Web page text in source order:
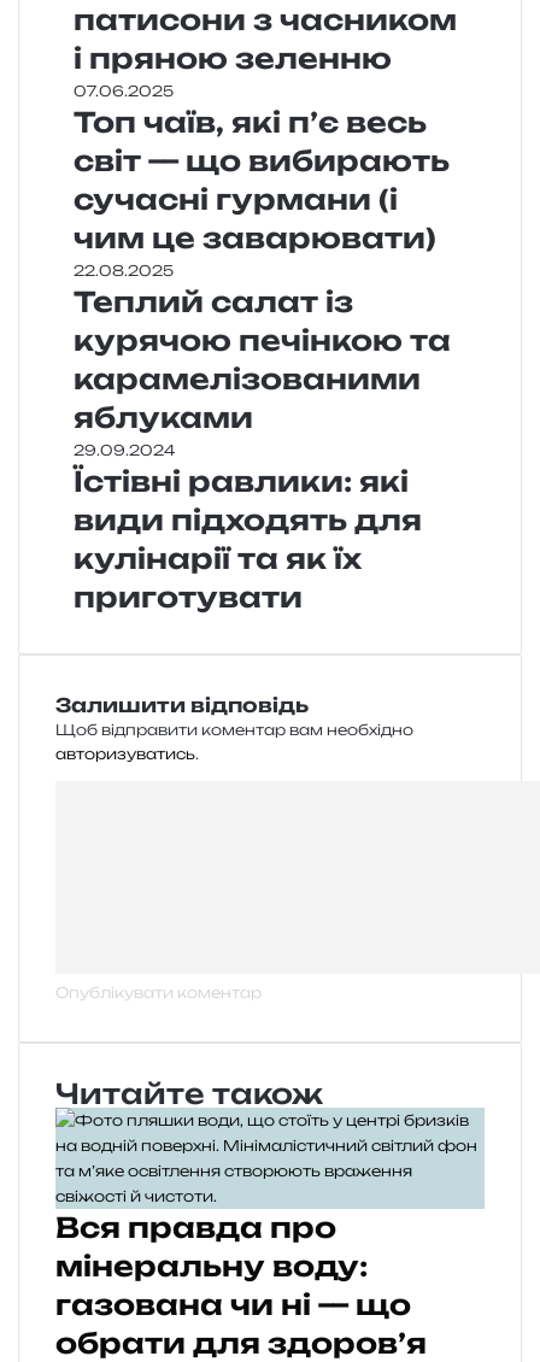
патисони з часником
і пряною зеленню
07.06.2025
Топ чаїв, які п’є весь
світ — що вибирають
сучасні гурмани (і
чим це заварювати)
22.08.2025
Теплий салат із
курячою печінкою та
карамелізованими
яблуками
29.09.2024
Їстівні равлики: які
види підходять для
кулінарії та як їх
приготувати
Залишити відповідь
Щоб відправити коментар вам необхідно
авторизуватись.
Читайте також
Вся правда про
мінеральну воду:
газована чи ні — що
обрати для здоров’я